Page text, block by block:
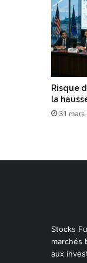
Risque
la
31
Stocks
marchés
aux